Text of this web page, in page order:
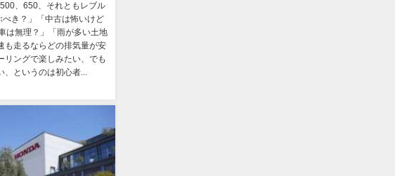
、650、それともレブル
き？」「中古は怖いけど
は無理？」「雨が多い土地
も走るならどの排気量が安
リングで楽しみたい、でも
というのは初心者...